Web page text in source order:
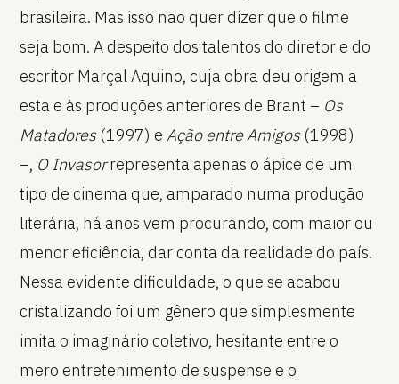
brasileira. Mas isso não quer dizer que o filme
seja bom. A despeito dos talentos do diretor e do
escritor Marçal Aquino, cuja obra deu origem a
esta e às produções anteriores de Brant – Os
Matadores(1997) e Ação entre Amigos(1998)
–, O Invasorrepresenta apenas o ápice de um
tipo de cinema que, amparado numa produção
literária, há anos vem procurando, com maior ou
menor eficiência, dar conta da realidade do país.
Nessa evidente dificuldade, o que se acabou
cristalizando foi um gênero que simplesmente
imita o imaginário coletivo, hesitante entre o
mero entretenimento de suspense e o